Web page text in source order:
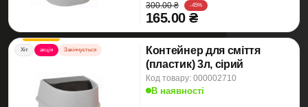
300.00 ₴ -45%
165.00 ₴
Хіт акція Закінчується
Контейнер для сміття
(пластик) 3л, сірий
Код товару: 000002710
В наявності